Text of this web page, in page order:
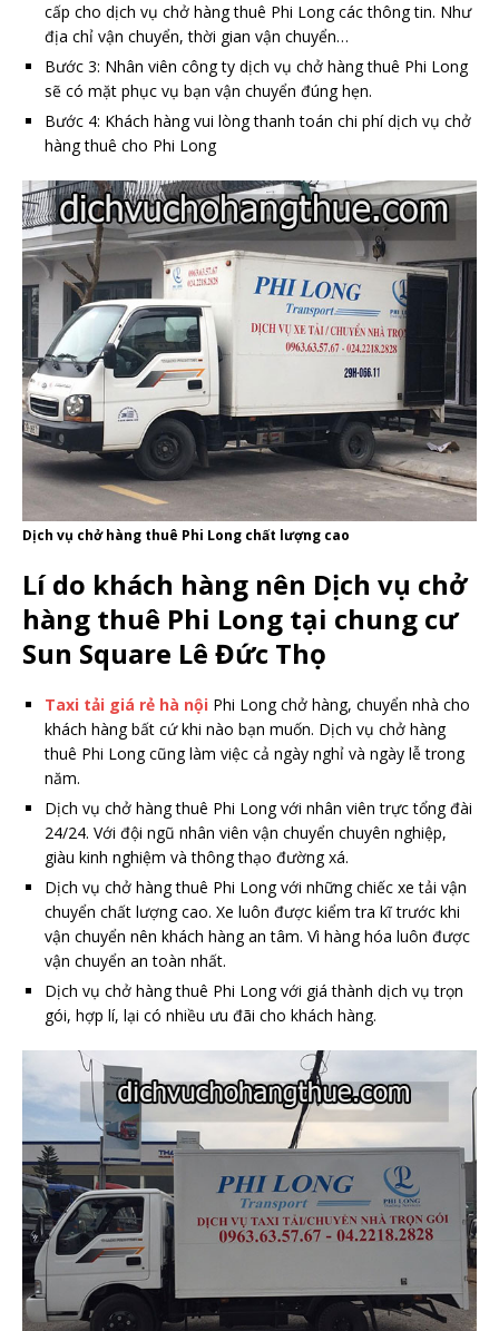
cấp cho dịch vụ chở hàng thuê Phi Long các thông tin. Như
địa chỉ vận chuyển, thời gian vận chuyển…
Bước 3: Nhân viên công ty dịch vụ chở hàng thuê Phi Long
sẽ có mặt phục vụ bạn vận chuyển đúng hẹn.
Bước 4: Khách hàng vui lòng thanh toán chi phí dịch vụ chở
hàng thuê cho Phi Long
Dịch vụ chở hàng thuê Phi Long chất lượng cao
Lí do khách hàng nên Dịch vụ chở
hàng thuê Phi Long tại chung cư
Sun Square Lê Đức Thọ
Taxi tải giá rẻ hà nội Phi Long chở hàng, chuyển nhà cho
khách hàng bất cứ khi nào bạn muốn. Dịch vụ chở hàng
thuê Phi Long cũng làm việc cả ngày nghỉ và ngày lễ trong
năm.
Dịch vụ chở hàng thuê Phi Long với nhân viên trực tổng đài
24/24. Với đội ngũ nhân viên vận chuyển chuyên nghiệp,
giàu kinh nghiệm và thông thạo đường xá.
Dịch vụ chở hàng thuê Phi Long với những chiếc xe tải vận
chuyển chất lượng cao. Xe luôn được kiểm tra kĩ trước khi
vận chuyển nên khách hàng an tâm. Vì hàng hóa luôn được
vận chuyển an toàn nhất.
Dịch vụ chở hàng thuê Phi Long với giá thành dịch vụ trọn
gói, hợp lí, lại có nhiều ưu đãi cho khách hàng.